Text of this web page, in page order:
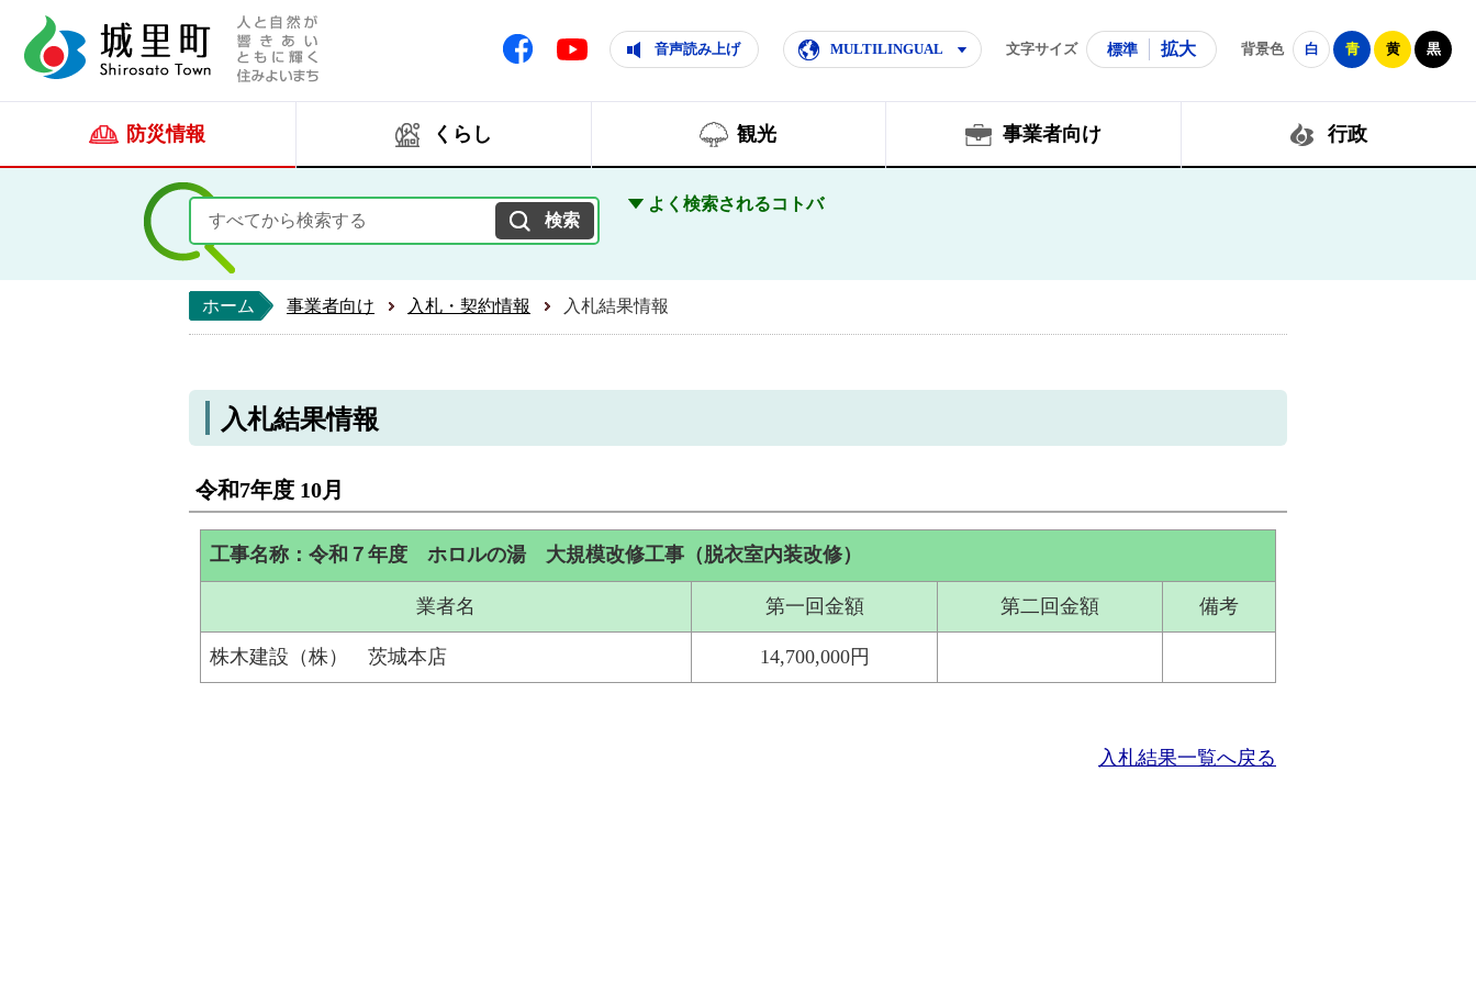
人と自然が響きあいともに輝く住みよいまち
Facebook Youtube 音声読み上げ MULTILINGUAL 文字サイズ 標準 拡大 背景色 白 青 黄 黒
防災情報 くらし 観光 事業者向け 行政
よく検索されるコトバ
ホーム 事業者向け 入札・契約情報 入札結果情報
入札結果情報
令和7年度 10月
工事名称：令和７年度 ホロルの湯 大規模改修工事（脱衣室内装改修）
業者名 第一回金額 第二回金額 備考
株木建設（株） 茨城本店 14,700,000円
入札結果一覧へ戻る